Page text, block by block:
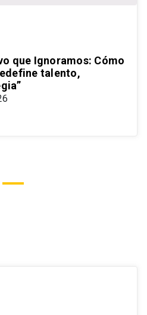
que Ignoramos: Cómo
talento,